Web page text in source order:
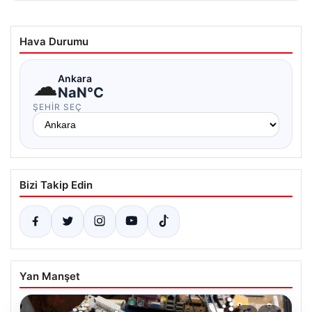
Hava Durumu
☁Ankara
NaN°C
ŞEHIR SEÇ
Bizi Takip Edin
Yan Manşet